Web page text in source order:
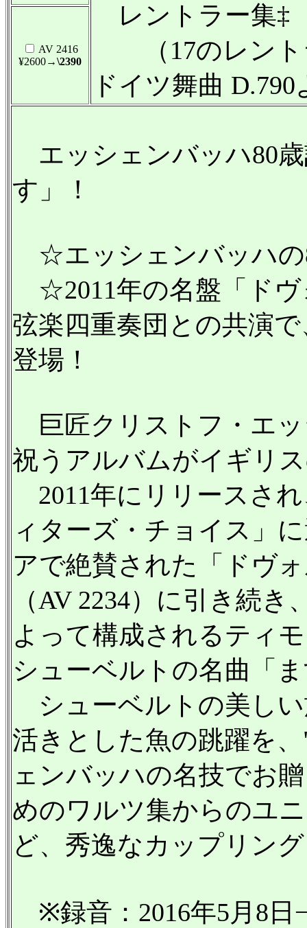
レントラー集‡
（17のレント
ドイツ舞曲 D.790
AV 2416
¥2600→\2390
エッシェンバッハ80
す」！
☆エッシェンバッハの
☆2011年の名盤「ドヴ
弦楽四重奏団との共演
登場！
巨匠クリストフ・エ
祝うアルバムがイギリ
2011年にリリースさ
ィターズ・チョイス」
アで絶賛された「ドヴ
（AV 2234）に引き続
よって構成されるティ
シューベルトの名曲「
シューベルトの美し
活きとした魚の跳躍を
ェンバッハの名技でお
めのワルツ集からのユ
ど、秀逸なカップリン
※録音：2016年5月8日